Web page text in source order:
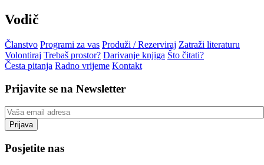
Vodič
Članstvo Programi za vas Produži / Rezerviraj Zatraži literaturu
Volontiraj Trebaš prostor? Darivanje knjiga Što čitati?
Česta pitanja Radno vrijeme Kontakt
Prijavite se na Newsletter
Posjetite nas